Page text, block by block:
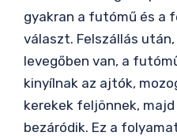
gyakran a futómű és a
választ. Felszállás
levegőben van, a
kinyílnak az ajtók,
kerekek feljönnek,
bezáródik. Ez a